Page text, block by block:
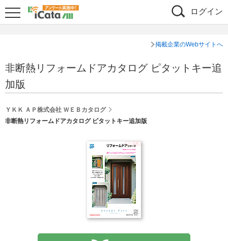
ログイン
掲載企業のWebサイトへ
非断熱リフォームドアカタログ ピタットキー追
加版
ＹＫＫ ＡＰ株式会社 ＷＥＢカタログ
非断熱リフォームドアカタログ ピタットキー追加版